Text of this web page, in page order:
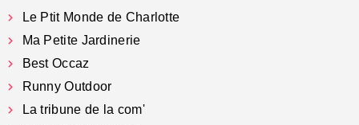
Le Ptit Monde de Charlotte
Ma Petite Jardinerie
Best Occaz
Runny Outdoor
La tribune de la com'